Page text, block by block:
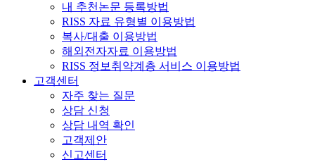
내 추천논문 등록방법
RISS 자료 유형별 이용방법
복사/대출 이용방법
해외전자자료 이용방법
RISS 정보취약계층 서비스 이용방법
고객센터
자주 찾는 질문
상담 신청
상담 내역 확인
고객제안
신고센터